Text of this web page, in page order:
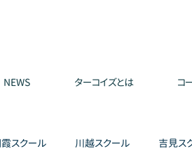
スクール 川越スクール 吉見ス
NEWS ターコイズとは コ